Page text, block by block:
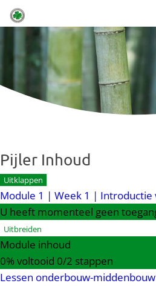
Pijler Inhoud
Uitklappen
Module 1 | Week 1 | Introductie
U heeft momenteel geen
Uitbreiden
Module inhoud
0% voltooid 0/2 stappen
Lessen onderbouw-